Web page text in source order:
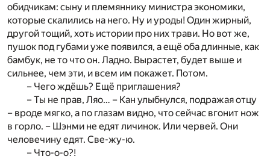
обидчикам: сыну и племяннику министра экономики,
которые скалились на него. Ну и уроды! Один жирный,
другой тощий, хоть истории про них трави. Но вот же,
пушок под губами уже появился, а ещё оба длинные, как
бамбук, не то что он. Ладно. Вырастет, будет выше и
сильнее, чем эти, и всем им покажет. Потом.
– Чего ждёшь? Ещё приглашения?
– Ты не прав, Ляо… – Кан улыбнулся, подражая отцу
– вроде мягко, а по глазам видно, что сейчас вгонит нож
в горло. – Шэнми не едят личинок. Или червей. Они
человечину едят. Све-жу-ю.
– Что-о-о?!